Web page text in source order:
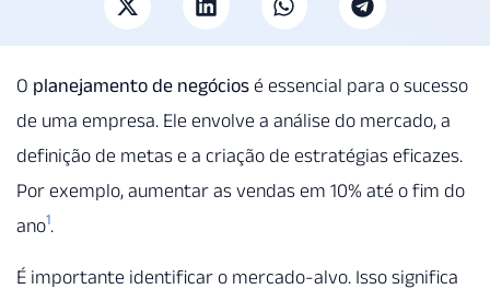
O planejamento de negócios é essencial para o sucesso
de uma empresa. Ele envolve a análise do mercado, a
definição de metas e a criação de estratégias eficazes.
Por exemplo, aumentar as vendas em 10% até o fim do
ano1.
É importante identificar o mercado-alvo. Isso significa